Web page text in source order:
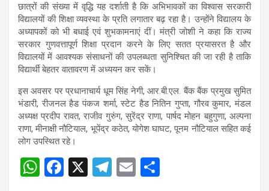
छात्रों की संख्या में वृद्धि यह दर्शाती है कि अभिभावकों का विश्वास सरकारी
विद्यालयों की शिक्षा व्यवस्था के प्रति लगातार बढ़ रहा है। उन्होंने विद्यालय के
अध्यापकों को भी बधाई एवं शुभकामनाएं दीं। मंत्री जोशी ने कहा कि राज्य
सरकार गुणवत्तापूर्ण शिक्षा प्रदान करने के लिए सतत प्रयासरत है और
विद्यालयों में आवश्यक संसाधनों की उपलब्धता सुनिश्चित की जा रही है ताकि
विद्यार्थी बेहतर वातावरण में अध्ययन कर सकें।
इस अवसर पर प्रधानाचार्य धूम सिंह नेगी, आर.बी.एल. बैंक बैंक प्रमुख सुमित
भंडारी, रीजनल हैड पंकज शर्मा, स्टेट हैड नितिन गुप्ता, गौरव कुमार, मंडल
अध्यक्ष प्रदीप रावत, राजीव गुरुंग, सुरेंद्र राणा, पार्षद मोहन बहुगुणा, अल्पना
राणा, मीनाक्षी नौटियाल, भूपेंद्र कठेत, योगेश घाघट, पूनम नौटियाल सहित कई
लोग उपस्थित रहे।
PostW F
X
T
E